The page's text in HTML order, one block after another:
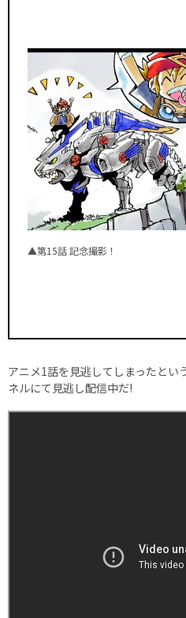
▲第15話 記念撮影！
アニメ1話を見逃してしまったと
ネルにて見逃し配信中だ!